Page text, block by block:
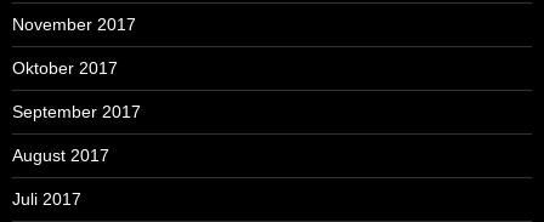
November 2017
Oktober 2017
September 2017
August 2017
Juli 2017